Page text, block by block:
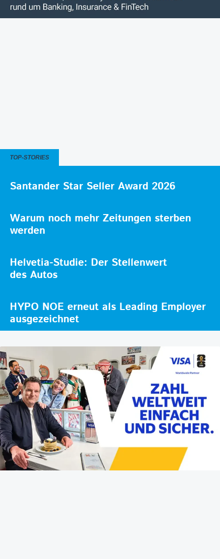
TOP-STORIES
Santander Star Seller Award 2026
Warum noch mehr Zeitungen sterben
werden
Helvetia-Studie: Der Stellenwert
des Autos
HYPO NOE erneut als Leading Employer
ausgezeichnet